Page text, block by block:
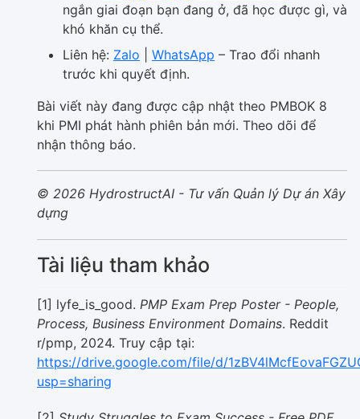
ngắn giai đoạn bạn đang ở, đã học được gì, và
khó khăn cụ thể.
Liên hệ: Zalo WhatsApp – Trao đổi nhanh
trước khi quyết định.
Bài viết này đang được cập nhật theo PMBOK 8
khi PMI phát hành phiên bản mới. Theo dõi để
nhận thông báo.
© 2026 HydrostructAI - Tư vấn Quản lý Dự án Xây
dựng
Tài liệu tham khảo
[1] lyfe_is_good. PMP Exam Prep Poster - People,
Process, Business Environment Domains. Reddit
r/pmp, 2024. Truy cập tại:
https://drive.google.com/file/d/
usp=sharing